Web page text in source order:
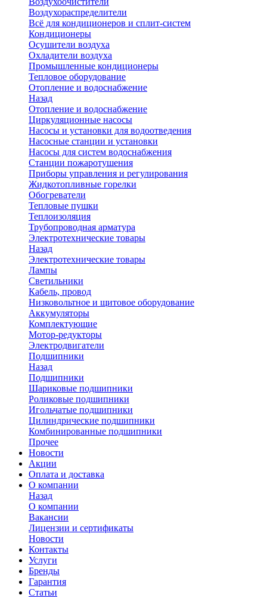
Воздухораспределители
Всё для кондиционеров и сплит-систем
Кондиционеры
Осушители воздуха
Охладители воздуха
Промышленные кондиционеры
Тепловое оборудование
Отопление и водоснабжение
Назад
Отопление и водоснабжение
Циркуляционные насосы
Насосы и установки для водоотведения
Насосные станции и установки
Насосы для систем водоснабжения
Станции пожаротушения
Приборы управления и регулирования
Жидкотопливные горелки
Обогреватели
Тепловые пушки
Теплоизоляция
Трубопроводная арматура
Электротехнические товары
Назад
Электротехнические товары
Лампы
Светильники
Кабель, провод
Низковольтное и щитовое оборудование
Аккумуляторы
Комплектующие
Мотор-редукторы
Электродвигатели
Подшипники
Назад
Подшипники
Шариковые подшипники
Роликовые подшипники
Игольчатые подшипники
Цилиндрические подшипники
Комбинированные подшипники
Прочее
Новости
Акции
Оплата и доставка
О компании
Назад
О компании
Вакансии
Лицензии и сертификаты
Новости
Контакты
Услуги
Бренды
Гарантия
Статьи